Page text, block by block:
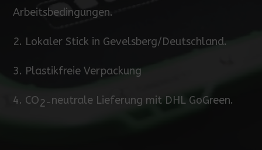
Arbeitsbedingungen.
2. Lokaler Stick in Gevelsberg/Deutschland.
3. Plastikfreie Verpackung
4. CO2-neutrale Lieferung mit DHL GoGreen.